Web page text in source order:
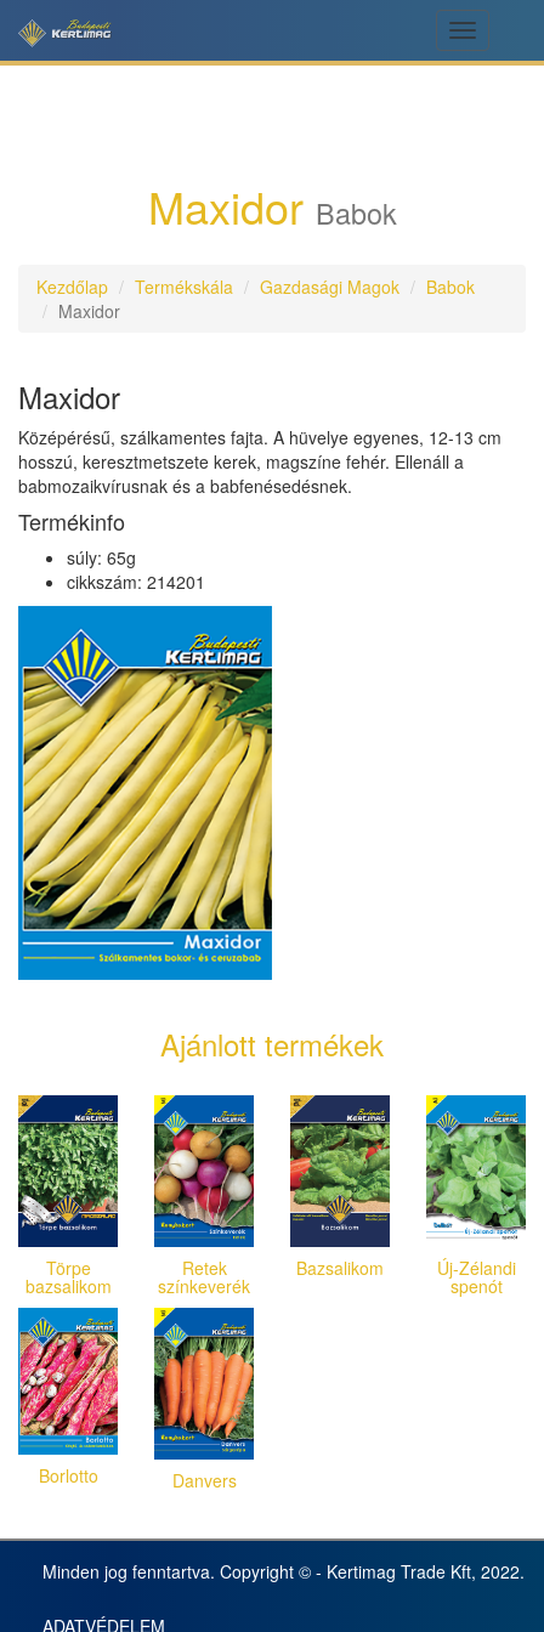
Toggle
navigation
Maxidor Babok
Kezdőlap Termékskála Gazdasági Magok
Babok
Maxidor
Maxidor
Középérésű, szálkamentes fajta. A hüvelye egyenes, 12-13 cm
hosszú, keresztmetszete kerek, magszíne fehér. Ellenáll a
babmozaikvírusnak és a babfenésedésnek.
Termékinfo
súly: 65g
cikkszám: 214201
Ajánlott termékek
Törpe
bazsalikom
Retek
színkeverék
Bazsalikom Új-Zélandi
spenót
Borlotto Danvers
Minden jog fenntartva. Copyright © - Kertimag Trade Kft, 2022.
ADATVÉDELEM